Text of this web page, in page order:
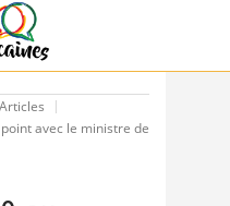
avec le ministre de